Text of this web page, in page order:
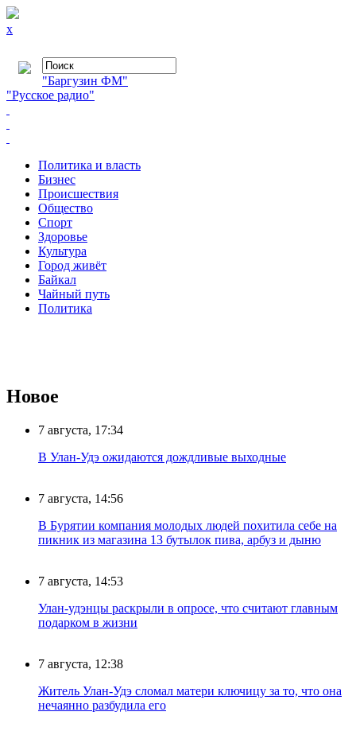
x
"Баргузин ФМ"
"Русское радио"
Политика и власть
Бизнес
Происшествия
Общество
Cпорт
Здоровье
Культура
Город живёт
Байкал
Чайный путь
Политика
Новое
7 августа, 17:34
В Улан-Удэ ожидаются дождливые выходные
7 августа, 14:56
В Бурятии компания молодых людей похитила себе на
пикник из магазина 13 бутылок пива, арбуз и дыню
7 августа, 14:53
Улан-удэнцы раскрыли в опросе, что считают главным
подарком в жизни
7 августа, 12:38
Житель Улан-Удэ сломал матери ключицу за то, что она
нечаянно разбудила его